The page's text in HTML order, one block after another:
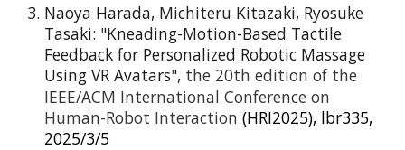
Naoya Harada, Michiteru Kitazaki, Ryosuke
Tasaki: "Kneading-Motion-Based Tactile
Feedback for Personalized Robotic Massage
Using VR Avatars", the 20th edition of the
IEEE/ACM International Conference on
Human-Robot Interaction (HRI2025), lbr335,
2025/3/5